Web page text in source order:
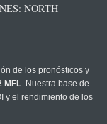
NORTH
de los pronósticos y
MFL. Nuestra base de
y el rendimiento de los